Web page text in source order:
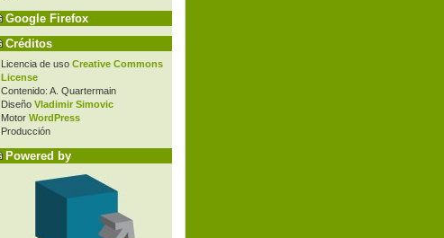
Google Firefox
Créditos
Licencia de uso Creative Commons
License
Contenido: A. Quartermain
Diseño Vladimir Simovic
Motor WordPress
Producción
Powered by